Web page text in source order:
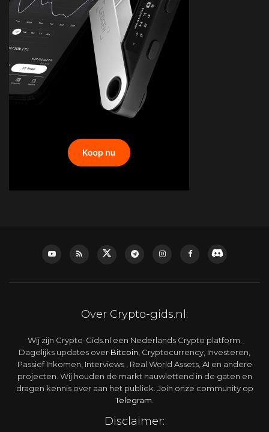
Over Crypto-gids.nl:
Wij zijn Crypto-Gids.nl een Nederlands Crypto platform.
Dagelijks updates over Bitcoin , Cryptocurrency, Investeren,
Passief Inkomen, Interviews , Real World Assets, AI en andere
projecten. Wij houden de markt nauwlettend in de gaten en
dragen kennis over aan het publiek. Join onze community op
Telegram
Disclaimer: